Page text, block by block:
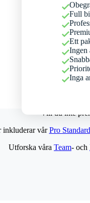
Full
Ett
Ingen
Inga
Vill du inte
inkluderar vårPro
Utforska våra Team- och